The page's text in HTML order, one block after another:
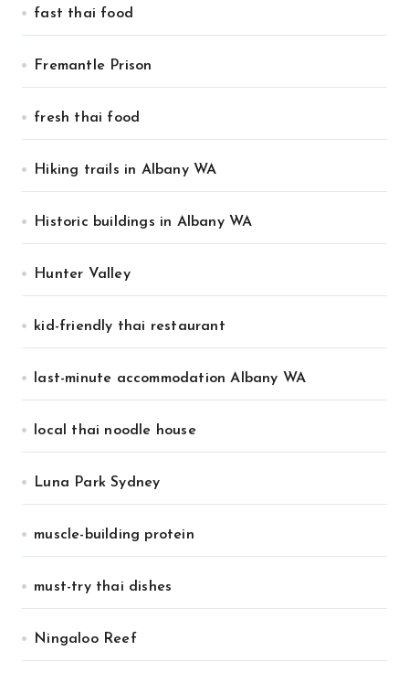
fast thai food
Fremantle Prison
fresh thai food
Hiking trails in Albany WA
Historic buildings in Albany WA
Hunter Valley
kid-friendly thai restaurant
last-minute accommodation Albany WA
local thai noodle house
Luna Park Sydney
muscle-building protein
must-try thai dishes
Ningaloo Reef